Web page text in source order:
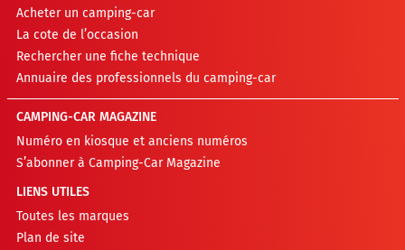
Acheter un camping-car
La cote de l’occasion
Rechercher une fiche technique
Annuaire des professionnels du camping-car
CAMPING-CAR MAGAZINE
Numéro en kiosque et anciens numéros
S’abonner à Camping-Car Magazine
LIENS UTILES
Toutes les marques
Plan de site